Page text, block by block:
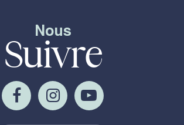
Nous
Suivre